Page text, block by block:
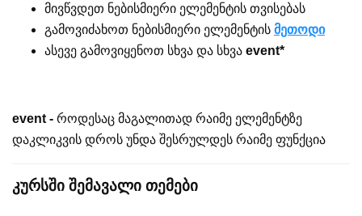
მივწვდეთ ნებისმიერი ელემენტის თვისებას
გამოვიძახოთ ნებისმიერი ელემენტის მეთოდი
ასევე გამოვიყენოთ სხვა და სხვა event*
event - როდესაც მაგალითად რაიმე ელემენტზე
დაკლიკვის დროს უნდა შესრულდეს რაიმე ფუნქცია
კურსში შემავალი თემები